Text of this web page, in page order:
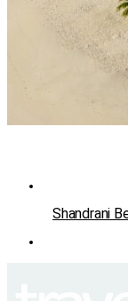
Shandrani